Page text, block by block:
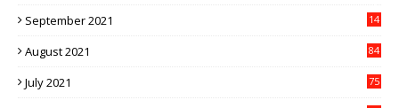
September 2021
14
August 2021 84
July 2021 75